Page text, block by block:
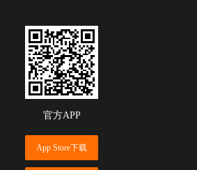
官方APP
App Store下载